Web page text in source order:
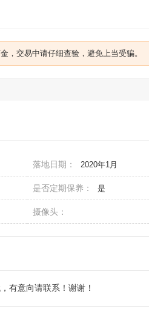
，交易中请仔细查验，避免上当受骗。
落地日期： 2020年1月
是否定期保养： 是
摄像头：
有意向请联系！谢谢！